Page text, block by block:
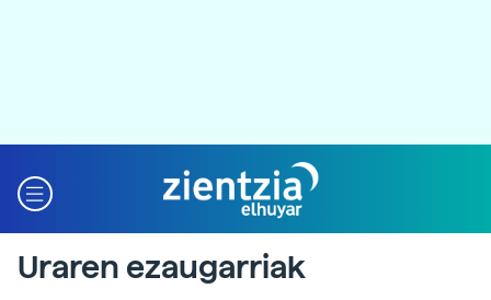
Uraren ezaugarriak